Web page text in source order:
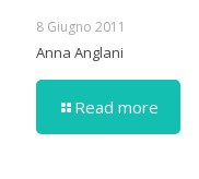
8 Giugno 2011
Anna Anglani
Read more